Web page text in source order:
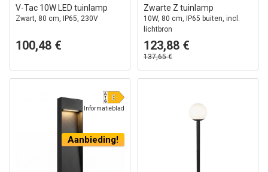
V-Tac 10W LED tuinlamp
Zwart, 80 cm, IP65, 230V
100,48 €
Zwarte Z tuinlamp
10W, 80 cm, IP65 buiten, incl.
lichtbron
123,88 €
137,65 €
Informatieblad
Aanbieding!